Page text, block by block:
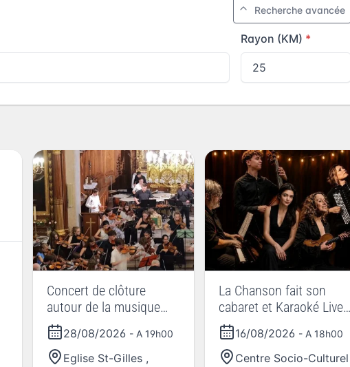
Recherche avancée
Rayon (KM)
Concert de clôture
autour de la musique
espagnoles - Festi’Val
Passeurs de musique
2026
28/08/2026 - A 19h00
Eglise St-Gilles ,
La Chanson fait son
cabaret et Karaoké Live -
Festi’Val Passeurs de
musique 2026
16/08/2026 - A 18h00
Centre Socio-Culturel